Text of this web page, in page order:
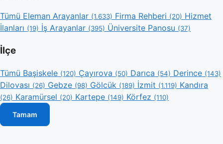
Tümü Eleman Arayanlar (1.633) Firma Rehberi (20) Hizmet
İlanları (19) İş Arayanlar (395) Üniversite Panosu (37)
İlçe
Tümü Başiskele (120) Çayırova (50) Darıca (54) Derince (143)
Dilovası (26) Gebze (98) Gölcük (189) İzmit (1.119) Kandıra
(26) Karamürsel (20) Kartepe (149) Körfez (110)
Tamam